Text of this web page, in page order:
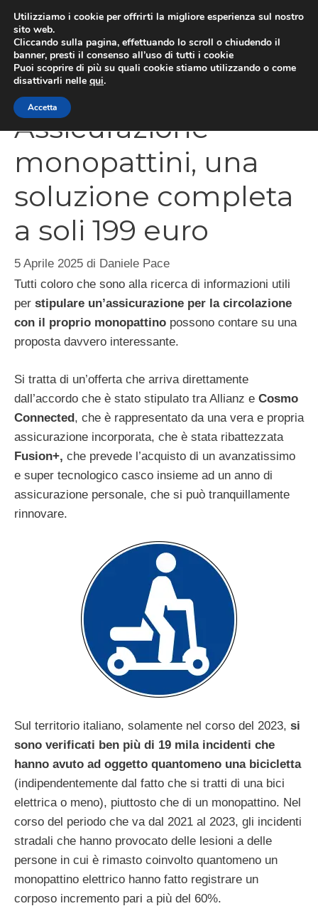
contenuto
Assicurazione
monopattini, una
soluzione completa
a soli 199 euro
5 Aprile 2025 di Daniele Pace
Tutti coloro che sono alla ricerca di informazioni utili
per stipulare un’assicurazione per la circolazione
con il proprio monopattino possono contare su una
proposta davvero interessante.
Si tratta di un’offerta che arriva direttamente
dall’accordo che è stato stipulato tra Allianz e Cosmo
Connected, che è rappresentato da una vera e propria
assicurazione incorporata, che è stata ribattezzata
Fusion+, che prevede l’acquisto di un avanzatissimo
e super tecnologico casco insieme ad un anno di
assicurazione personale, che si può tranquillamente
rinnovare.
Sul territorio italiano, solamente nel corso del 2023, si
sono verificati ben più di 19 mila incidenti che
hanno avuto ad oggetto quantomeno una bicicletta
(indipendentemente dal fatto che si tratti di una bici
elettrica o meno), piuttosto che di un monopattino. Nel
corso del periodo che va dal 2021 al 2023, gli incidenti
stradali che hanno provocato delle lesioni a delle
persone in cui è rimasto coinvolto quantomeno un
monopattino elettrico hanno fatto registrare un
corposo incremento pari a più del 60%.
Utilizziamo i cookie per offrirti la migliore esperienza sul nostro
sito web.
Cliccando sulla pagina, effettuando lo scroll o chiudendo il
banner, presti il consenso all’uso di tutti i cookie
Puoi scoprire di più su quali cookie stiamo utilizzando o come
disattivarli nelle qui.
Accetta